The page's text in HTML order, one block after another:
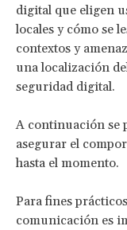
digital que eligen
locales y cómo se
contextos y
una localización
seguridad digital.
A continuación se
asegurar el
hasta el momento.
Para fines
comunicación es